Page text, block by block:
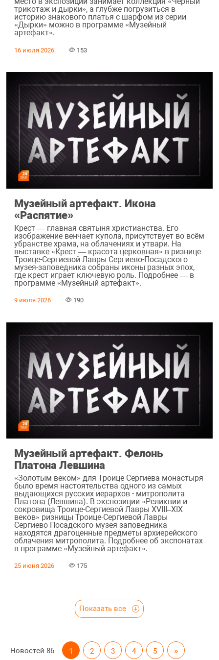
трикотаж и дырки», а глубже погрузиться в
историю знакового платья с шарфом из серии
«Дырки» можно в программе «Музейный
артефакт».
16 июля 2026 153
Музейный артефакт. Икона
«Распятие»
Крест — главная святыня христианства. Его
изображение венчает купола, присутствует во всём
убранстве храма, на облачениях и утвари. На
выставке «Крест — красота церковная» в ризнице
Троице-Сергиевой Лавры Сергиево-Посадского
музея-заповедника собраны иконы разных эпох,
где крест играет ключевую роль. Подробнее — в
программе «Музейный артефакт».
9 июля 2026 190
Музейный артефакт. Фелонь
Платона Левшина
«Золотым веком» для Троице-Сергиева монастыря
было время настоятельства одного из самых
выдающихся русских иерархов - митрополита
Платона (Левшина). В экспозиции «Реликвии и
сокровища Троице-Сергиевой Лавры XVIII–XIX
веков» ризницы Троице-Сергиевой Лавры
Сергиево-Посадского музея-заповедника
находятся драгоценные предметы архиерейского
облачения митрополита. Подробнее об экспонатах
в программе «Музейный артефакт».
25 июня 2026 175
Показать все
Новостей 86 1 2 3 4 5 »